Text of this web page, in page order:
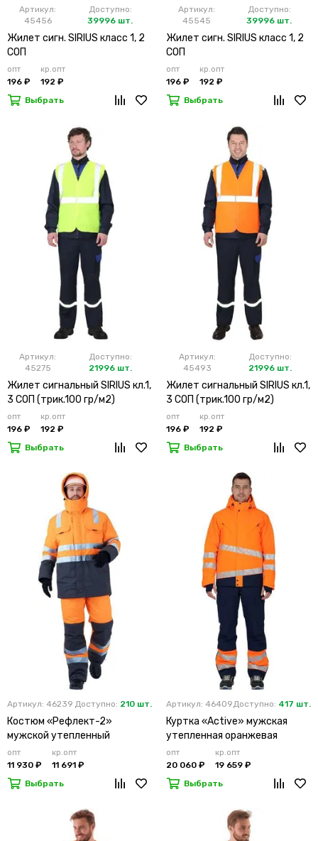
Артикул:
45456
Доступно:
39996 шт.
Жилет сигн. SIRIUS класс 1, 2
СОП
опт
196 ₽
кр.опт
192 ₽
Выбрать
Артикул:
45545
Доступно:
39996 шт.
Жилет сигн. SIRIUS класс 1, 2
СОП
опт
196 ₽
кр.опт
192 ₽
Выбрать
Артикул:
45275
Доступно:
21996 шт.
Жилет сигнальный SIRIUS кл.1,
3 СОП (трик.100 гр/м2)
лимонный
опт
196 ₽
кр.опт
192 ₽
Выбрать
Артикул:
45493
Доступно:
21996 шт.
Жилет сигнальный SIRIUS кл.1,
3 СОП (трик.100 гр/м2)
оранжевый
опт
196 ₽
кр.опт
192 ₽
Выбрать
Артикул: 46239 Доступно: 210 шт.
Костюм «Рефлект-2»
мужской утепленный
оранжевый с п/к
опт
11 930 ₽
кр.опт
11 691 ₽
Выбрать
Артикул: 46409Доступно: 417 шт.
Куртка «Active» мужская
утепленная оранжевая
опт
20 060 ₽
кр.опт
19 659 ₽
Выбрать